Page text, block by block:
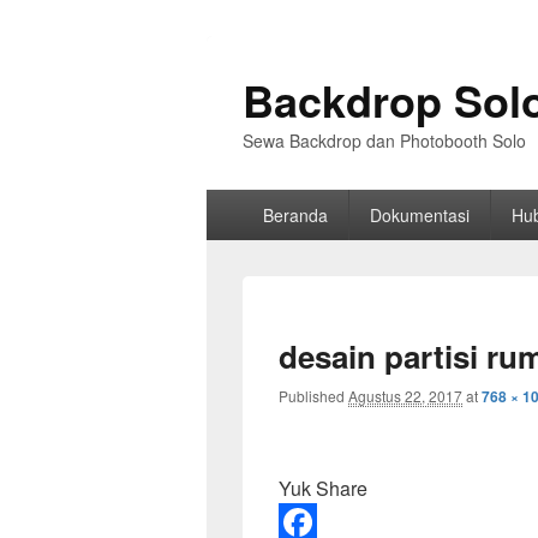
Backdrop
Sewa Backdrop dan Photobooth Solo
PrimaryBeranda Dokumentasi
desain partisi
Published Agustus 22, 2017at768 ×
Yuk Share